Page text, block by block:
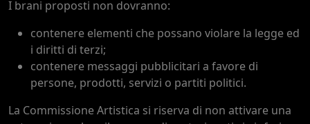
I brani proposti non dovranno:
contenere elementi che possano violare la legge ed
i diritti di terzi;
contenere messaggi pubblicitari a favore di
persone, prodotti, servizi o partiti politici.
La Commissione Artistica si riserva di non attivare una